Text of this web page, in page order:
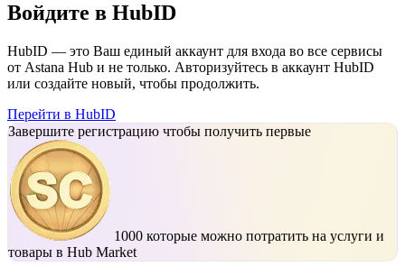
Войдите в HubID
HubID — это Ваш единый аккаунт для входа во все сервисы
от Astana Hub и не только. Авторизуйтесь в аккаунт HubID
или создайте новый, чтобы продолжить.
Перейти в HubID
Завершите регистрацию чтобы получить первые
1000 которые можно потратить на услуги и
товары в Hub Market